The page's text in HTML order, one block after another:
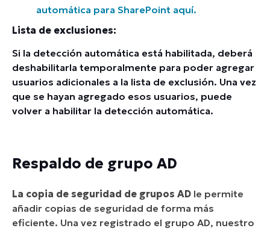
automática para SharePoint aquí.
Lista de exclusiones:
Si la detección automática está habilitada, deberá
deshabilitarla temporalmente para poder agregar
usuarios adicionales a la lista de exclusión. Una vez
que se hayan agregado esos usuarios, puede
volver a habilitar la detección automática.
Respaldo de grupo AD
La copia de seguridad de grupos AD le permite
añadir copias de seguridad de forma más
eficiente. Una vez registrado el grupo AD, nuestro